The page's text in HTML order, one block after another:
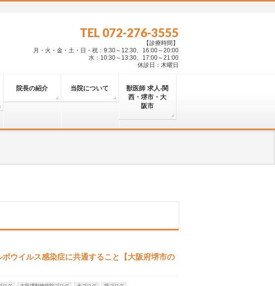
TEL 072-276-3555
【診療時間】
月・火・金・土・日・祝：9:30～12:30、16:00～20:00
水：10:30～13:30、17:00～21:00
休診日：木曜日
院長の紹介 当院について
獣医師 求人-関
西・堺市・大
阪市
ウイルス感染症に共通すること【大阪府堺市の